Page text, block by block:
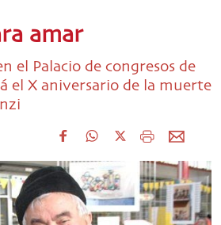
amar
el Palacio de congresos de
el X aniversario de la muerte